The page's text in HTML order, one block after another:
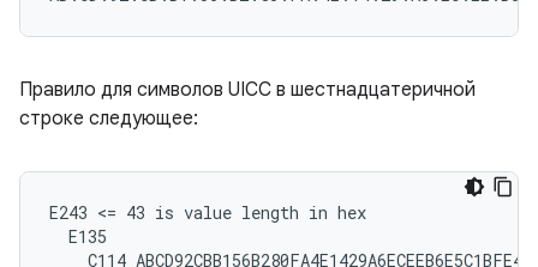
Правило для символов UICC в шестнадцатеричной
строке следующее:
E243 <= 43 is value length in hex
  E135
    C114 ABCD92CBB156B280FA4E1429A6ECEEB6E5C1BFE4